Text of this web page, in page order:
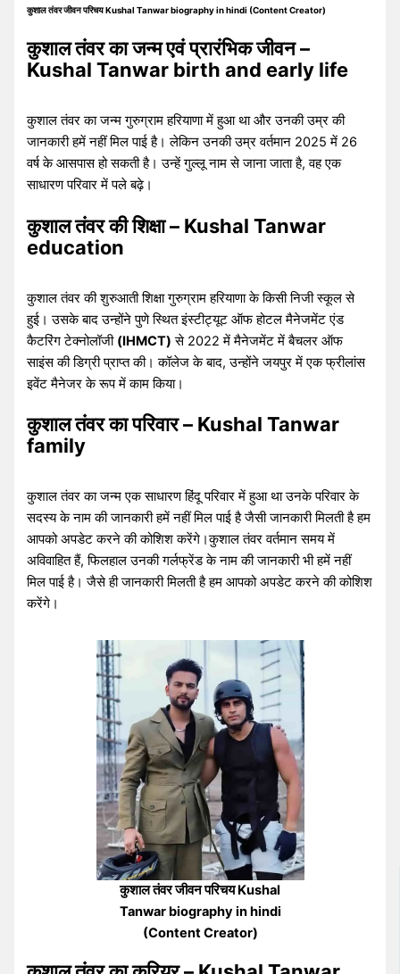
कुशाल तंवर जीवन परिचय Kushal Tanwar biography in hindi (Content Creator)
कुशाल तंवर का जन्म एवं प्रारंभिक जीवन –
Kushal Tanwar birth and early life
कुशाल तंवर का जन्म गुरुग्राम हरियाणा में हुआ था और उनकी उम्र की
जानकारी हमें नहीं मिल पाई है। लेकिन उनकी उम्र वर्तमान 2025 में 26
वर्ष के आसपास हो सकती है। उन्हें गुल्लू नाम से जाना जाता है, वह एक
साधारण परिवार में पले बढ़े।
कुशाल तंवर की शिक्षा – Kushal Tanwar
education
कुशाल तंवर की शुरुआती शिक्षा गुरुग्राम हरियाणा के किसी निजी स्कूल से
हुई। उसके बाद उन्होंने पुणे स्थित इंस्टीट्यूट ऑफ होटल मैनेजमेंट एंड
कैटरिंग टेक्नोलॉजी (IHMCT) से 2022 में मैनेजमेंट में बैचलर ऑफ
साइंस की डिग्री प्राप्त की। कॉलेज के बाद, उन्होंने जयपुर में एक फ्रीलांस
इवेंट मैनेजर के रूप में काम किया।
कुशाल तंवर का परिवार – Kushal Tanwar
family
कुशाल तंवर का जन्म एक साधारण हिंदू परिवार में हुआ था उनके परिवार के
सदस्य के नाम की जानकारी हमें नहीं मिल पाई है जैसी जानकारी मिलती है हम
आपको अपडेट करने की कोशिश करेंगे।कुशाल तंवर वर्तमान समय में
अविवाहित हैं, फिलहाल उनकी गर्लफ्रेंड के नाम की जानकारी भी हमें नहीं
मिल पाई है। जैसे ही जानकारी मिलती है हम आपको अपडेट करने की कोशिश
करेंगे।
कुशाल तंवर जीवन परिचय Kushal
Tanwar biography in hindi
(Content Creator)